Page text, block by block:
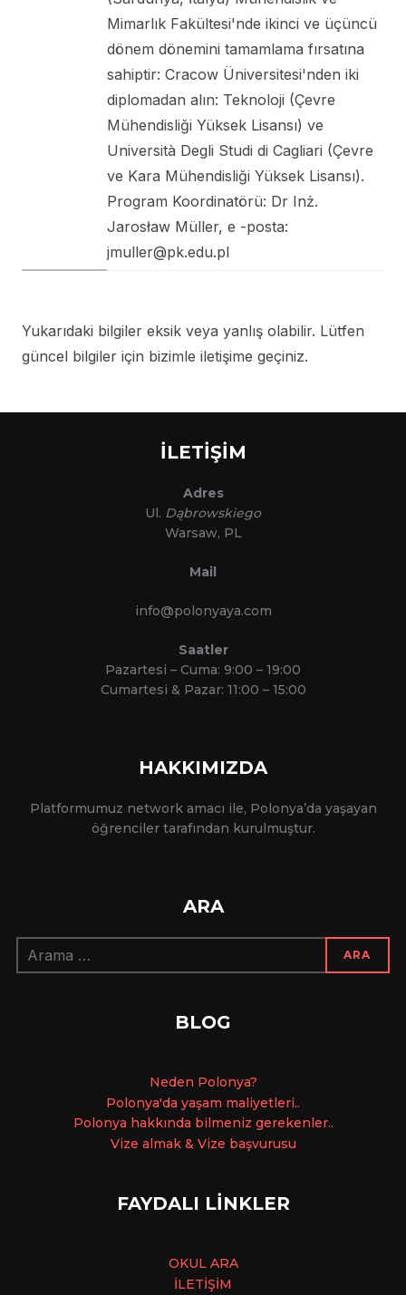
Mimarlık Fakültesi'nde ikinci ve üçüncü
dönem dönemini tamamlama fırsatına
sahiptir: Cracow Üniversitesi'nden iki
diplomadan alın: Teknoloji (Çevre
Mühendisliği Yüksek Lisansı) ve
Università Degli Studi di Cagliari (Çevre
ve Kara Mühendisliği Yüksek Lisansı).
Program Koordinatörü: Dr Inż.
Jarosław Müller, e -posta:
jmuller@pk.edu.pl
Yukarıdaki bilgiler eksik veya yanlış olabilir. Lütfen
güncel bilgiler için bizimle iletişime geçiniz.
İLETİŞİM
Adres
Ul. Dąbrowskiego
Warsaw, PL
Mail
info@polonyaya.com
Saatler
Pazartesi – Cuma: 9:00 – 19:00
Cumartesi & Pazar: 11:00 – 15:00
HAKKIMIZDA
Platformumuz network amacı ile, Polonya’da yaşayan
öğrenciler tarafından kurulmuştur.
ARA
Arama:
ARA
BLOG
Neden Polonya?
Polonya'da yaşam maliyetleri..
Polonya hakkında bilmeniz gerekenler..
Vize almak & Vize başvurusu
FAYDALI LİNKLER
OKUL ARA
İLETİŞİM